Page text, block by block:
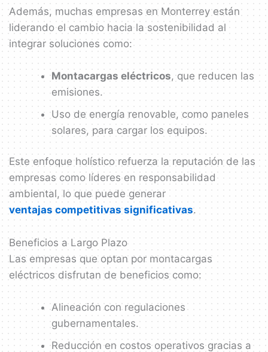
Además, muchas empresas en Monterrey están
liderando el cambio hacia la sostenibilidad al
integrar soluciones como:
Montacargas eléctricos, que reducen las
emisiones.
Uso de energía renovable, como paneles
solares, para cargar los equipos.
Este enfoque holístico refuerza la reputación de las
empresas como líderes en responsabilidad
ambiental, lo que puede generar
ventajas competitivas significativas.
Beneficios a Largo Plazo
Las empresas que optan por montacargas
eléctricos disfrutan de beneficios como:
Alineación con regulaciones
gubernamentales.
Reducción en costos operativos gracias a